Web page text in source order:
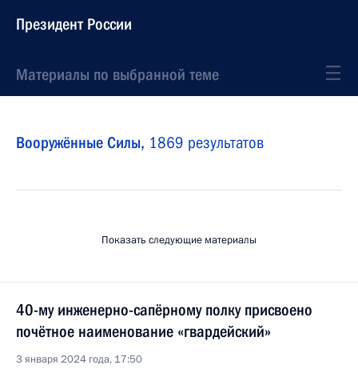
Президент России
Материалы по выбранной теме
Вооружённые Силы, 1869 результатов
Показать следующие материалы
40-му инженерно-сапёрному полку присвоено
почётное наименование «гвардейский»
3 января 2024 года, 17:50